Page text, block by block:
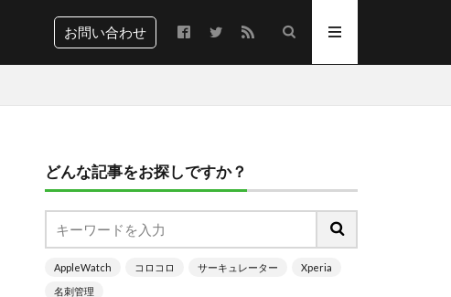
お問い合わせ
どんな記事をお探しですか？
AppleWatch コロコロ サーキュレーター
Xperia
名刺管理